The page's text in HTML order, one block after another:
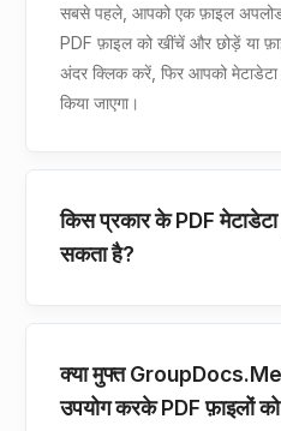
सबसे पहले, आपको एक फ़ाइल
PDF फ़ाइल को खींचें और छोड़ें या
अंदर क्लिक करें, फिर आपको मेटाडेटा
किया जाएगा।
किस प्रकार के PDF मेटाडेटा
सकता है?
क्या मुफ्त
उपयोग करके PDF फ़ाइलों को